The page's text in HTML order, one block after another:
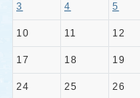
3 4 5
10 11 12
17 18 19
24 25 26